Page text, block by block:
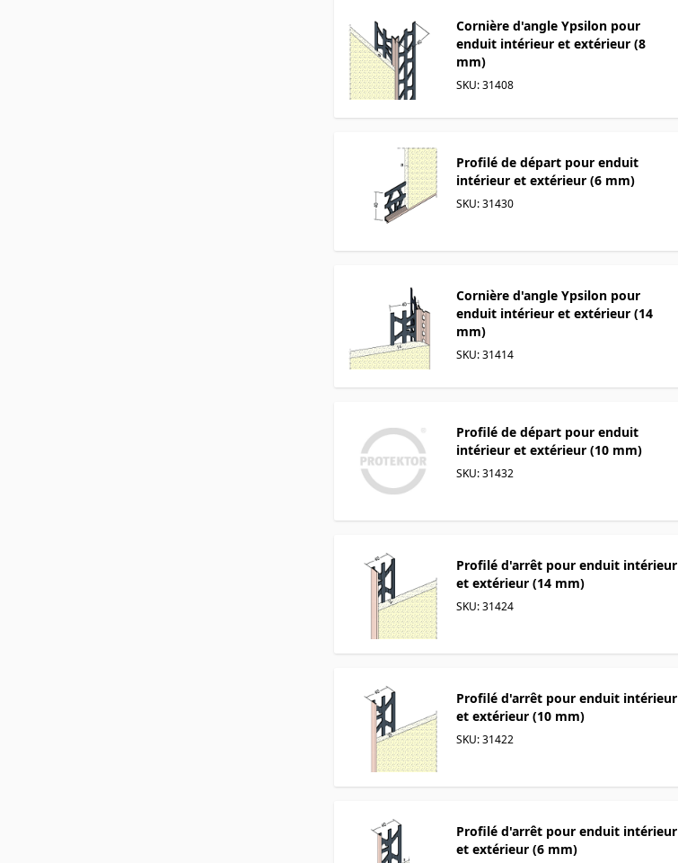
Cornière d'angle Ypsilon pour
enduit intérieur et extérieur (8
mm)
SKU: 31408
Profilé de départ pour enduit
intérieur et extérieur (6 mm)
SKU: 31430
Cornière d'angle Ypsilon pour
enduit intérieur et extérieur (14
mm)
SKU: 31414
Profilé de départ pour enduit
intérieur et extérieur (10 mm)
SKU: 31432
Profilé d'arrêt pour enduit intérieur
et extérieur (14 mm)
SKU: 31424
Profilé d'arrêt pour enduit intérieur
et extérieur (10 mm)
SKU: 31422
Profilé d'arrêt pour enduit intérieur
et extérieur (6 mm)